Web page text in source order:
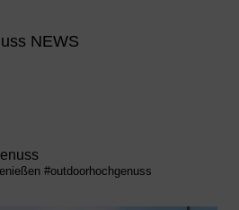
NEWS
#outdoorhochgenuss